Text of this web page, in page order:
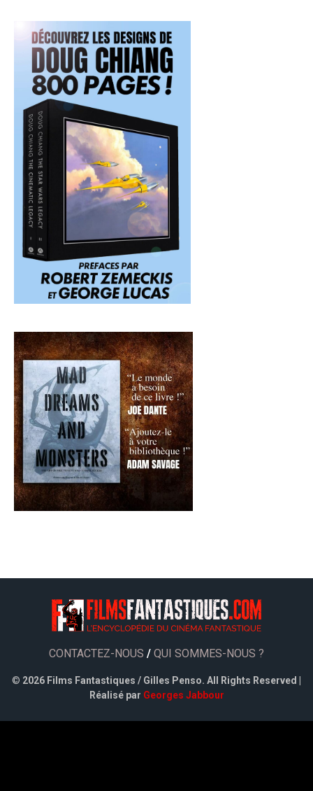
CONTACTEZ-NOUS / QUI SOMMES-NOUS ?
© 2026 Films Fantastiques / Gilles Penso. All Rights Reserved |
Réalisé par Georges Jabbour